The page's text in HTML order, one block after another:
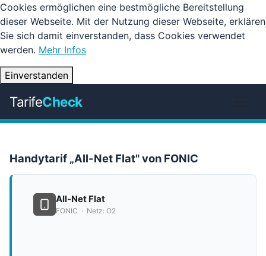
Cookies ermöglichen eine bestmögliche Bereitstellung
dieser Webseite. Mit der Nutzung dieser Webseite, erklären
Sie sich damit einverstanden, dass Cookies verwendet
werden. Mehr Infos
Einverstanden
TarifeCheck
Handytarif „All-Net Flat" von FONIC
All-Net Flat
FONIC · Netz: O2